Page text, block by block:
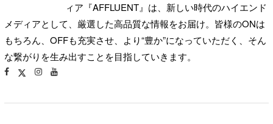
ィア『AFFLUENT』は、新しい時代のハイエンド
メディアとして、厳選した高品質な情報をお届け。皆様のONは
もちろん、OFFも充実させ、より“豊か”になっていただく、そん
な繋がりを生み出すことを目指していきます。